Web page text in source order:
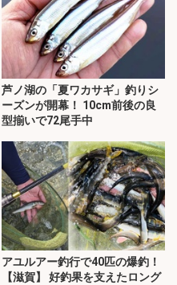
芦ノ湖の「夏ワカサギ」釣りシ
ーズンが開幕！ 10cm前後の良
型揃いで72尾手中
アユルアー釣行で40匹の爆釣！
【滋賀】 好釣果を支えたロング